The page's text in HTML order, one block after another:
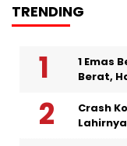
TRENDING
1 Emas
Berat,
Crash